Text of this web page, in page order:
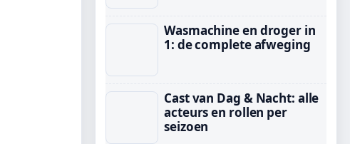
Wasmachine en droger in
1: de complete afweging
Cast van Dag & Nacht: alle
acteurs en rollen per
seizoen